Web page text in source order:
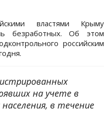
властями Крыму
безработных. Об этом
российским
на учете в
в течение